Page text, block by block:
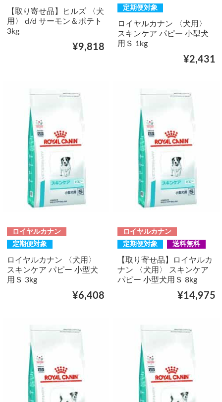
【取り寄せ品】ヒルズ 〈犬
用〉 d/d サーモン＆ポテト
3kg
¥9,818
定期便対象
ロイヤルカナン 〈犬用〉
スキンケア パピー 小型犬
用Ｓ 1kg
¥2,431
ロイヤルカナン
定期便対象
ロイヤルカナン 〈犬用〉
スキンケア パピー 小型犬
用Ｓ 3kg
¥6,408
ロイヤルカナン
定期便対象
送料無料
【取り寄せ品】ロイヤルカ
ナン 〈犬用〉 スキンケア
パピー 小型犬用Ｓ 8kg
¥14,975